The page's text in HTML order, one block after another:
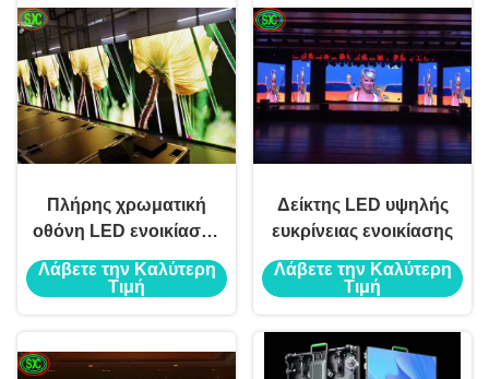
Πλήρης χρωματική
οθόνη LED ενοικίασης
P3 για σκηνή
Λάβετε την Καλύτερη
Τιμή
Δείκτης LED υψηλής
ευκρίνειας ενοικίασης
Λάβετε την Καλύτερη
Τιμή